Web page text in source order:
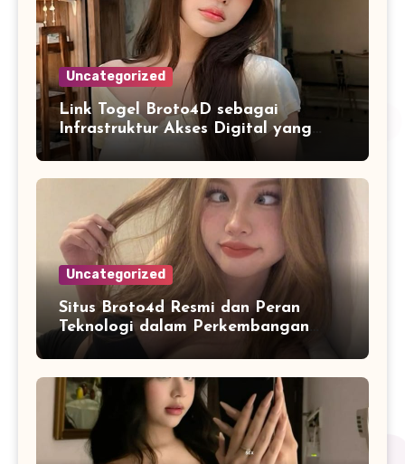
Uncategorized
Link Togel Broto4D sebagai
Infrastruktur Akses Digital yang
Lebih Stabil dan Cepat
Uncategorized
Situs Broto4d Resmi dan Peran
Teknologi dalam Perkembangan
Platform Online